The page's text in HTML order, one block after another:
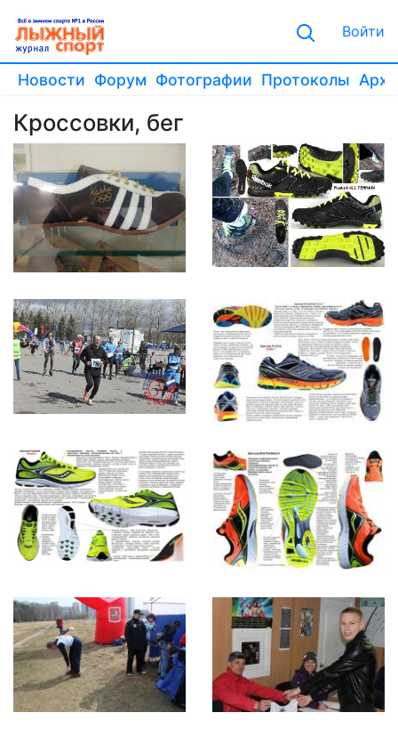
Войти
Новости Форум Фотографии Протоколы
Кроссовки, бег